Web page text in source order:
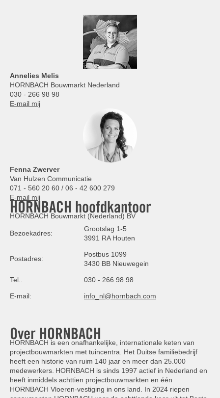
Annelies Melis
HORNBACH Bouwmarkt Nederland
030 - 266 98 98
E-mail mij
Fenna Zwerver
Van Hulzen Communicatie
071 - 560 20 60 / 06 - 42 600 279
E-mail mij
HORNBACH hoofdkantoor
HORNBACH Bouwmarkt (Nederland) BV
Bezoekadres:
Grootslag 1-5
3991 RA Houten
Postadres:
Postbus 1099
3430 BB Nieuwegein
Tel.: 030 - 266 98 98
E-mail: info_nl@hornbach.com
Over HORNBACH
HORNBACH is een onafhankelijke, internationale keten van
projectbouwmarkten met tuincentra. Het Duitse familiebedrijf
heeft een historie van ruim 140 jaar en meer dan 25.000
medewerkers. HORNBACH is sinds 1997 actief in Nederland en
heeft inmiddels achttien projectbouwmarkten en één
HORNBACH Vloeren-vestiging in ons land. In 2024 riepen